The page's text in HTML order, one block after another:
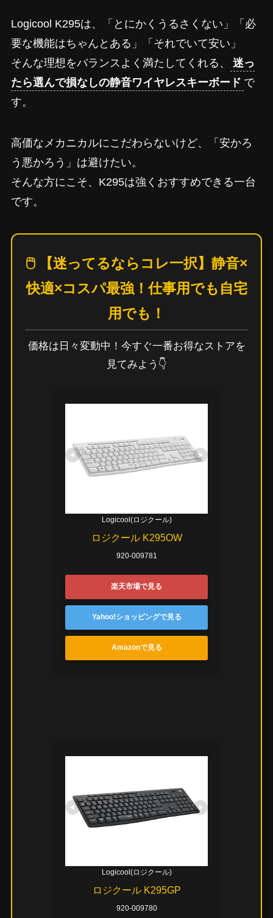
Logicool K295は、「とにかくうるさくない」「必
要な機能はちゃんとある」「それでいて安い」
そんな理想をバランスよく満たしてくれる、
迷っ
たら選んで損なしの静音ワイヤレスキーボード で
す。
高価なメカニカルにこだわらないけど、「安かろ
う悪かろう」は避けたい。
そんな方にこそ、K295は強くおすすめできる一台
です。
🖱️ 【迷ってるならコレ一択】静音×
快適×コスパ最強！仕事用でも自宅
用でも！
価格は日々変動中！今すぐ一番お得なストアを
見てみよう👇
Logicool(ロジクール)
ロジクール K295OW
920-009781
楽天市場で見る
Yahoo!ショッピングで見る
Amazonで見る
Logicool(ロジクール)
ロジクール K295GP
920-009780